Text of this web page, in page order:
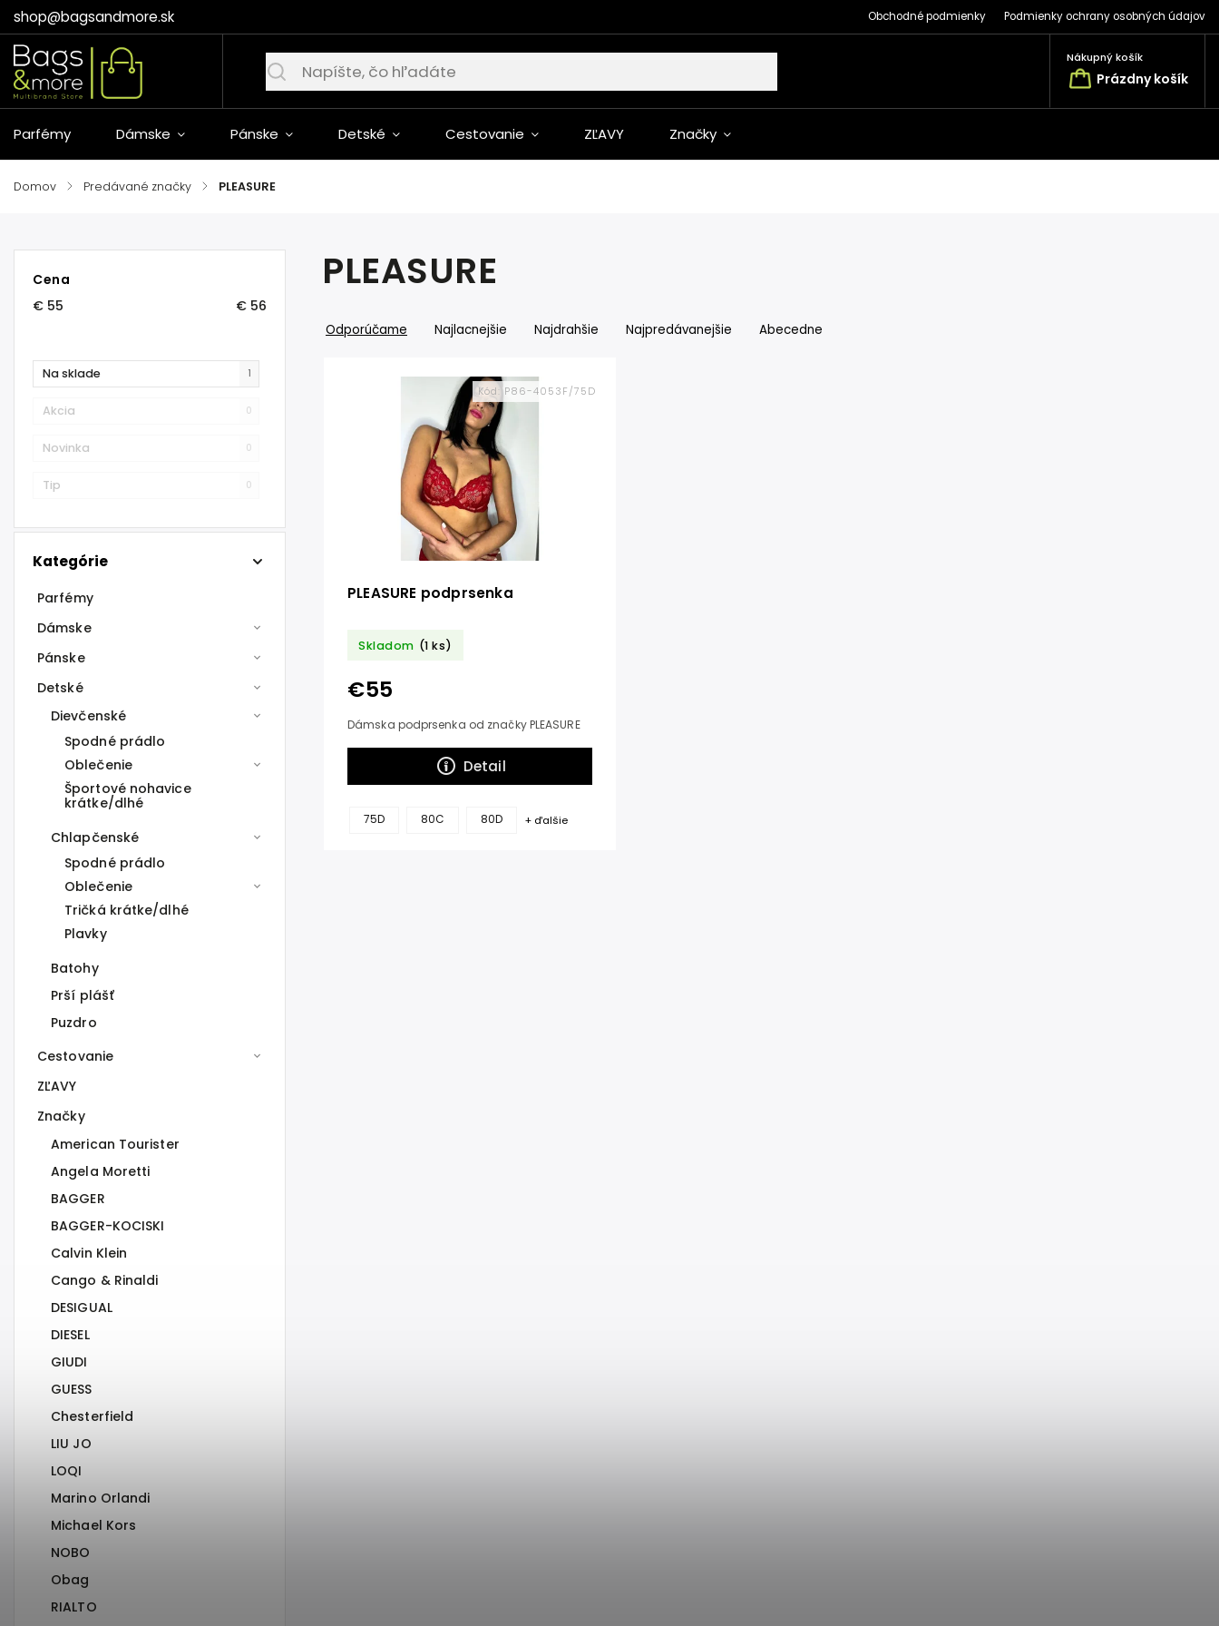
shop@bagsandmore.sk Obchodné podmienky Podmienky ochrany osobných údajov
Nákupný košík
Prázdny košík
Parfémy Dámske Pánske Detské Cestovanie ZĽAVY Značky
Domov / Predávané značky / PLEASURE
Cena
€ 55 € 56
Na sklade 1
Akcia 0
Novinka 0
Tip 0
Kategórie
Parfémy
Dámske
Pánske
Detské
Dievčenské
Spodné prádlo
Oblečenie
Športové nohavice
krátke/dlhé
Chlapčenské
Spodné prádlo
Oblečenie
Tričká krátke/dlhé
Plavky
Batohy
Prší plášť
Puzdro
Cestovanie
ZĽAVY
Značky
American Tourister
Angela Moretti
BAGGER
BAGGER-KOCISKI
Calvin Klein
Cango & Rinaldi
DESIGUAL
DIESEL
GIUDI
GUESS
Chesterfield
LIU JO
LOQI
Marino Orlandi
Michael Kors
NOBO
Obag
RIALTO
PLEASURE
Odporúčame Najlacnejšie Najdrahšie Najpredávanejšie Abecedne
PLEASURE podprsenka
Skladom (1 ks)
€55
Detail
Dámska podprsenka od značky PLEASURE
75D 80C 80D + ďalšie
Kód:P86-4053F/75D